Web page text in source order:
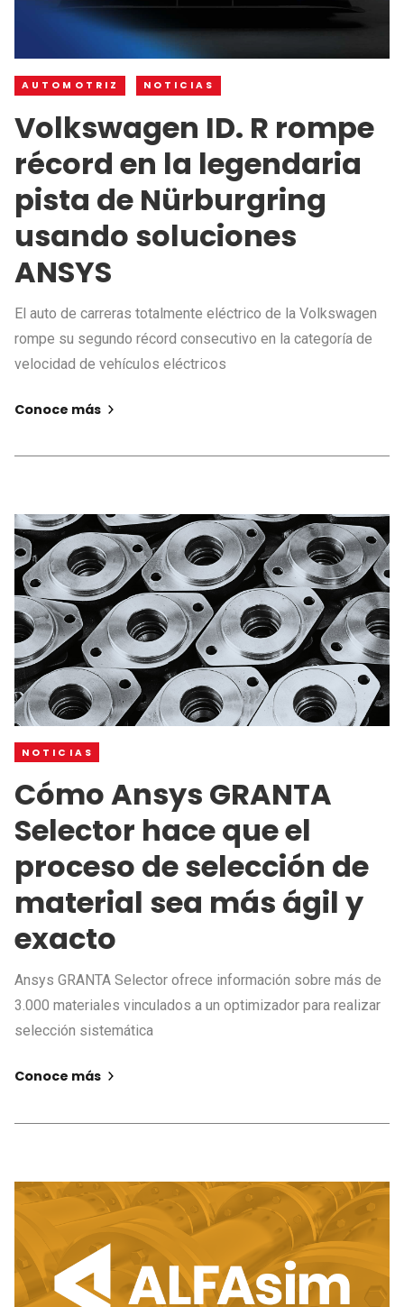
AUTOMOTRIZ NOTICIAS
Volkswagen ID. R rompe
récord en la legendaria
pista de Nürburgring
usando soluciones
ANSYS
El auto de carreras totalmente eléctrico de la Volkswagen
rompe su segundo récord consecutivo en la categoría de
velocidad de vehículos eléctricos
Conoce más
NOTICIAS
Cómo Ansys GRANTA
Selector hace que el
proceso de selección de
material sea más ágil y
exacto
Ansys GRANTA Selector ofrece información sobre más de
3.000 materiales vinculados a un optimizador para realizar
selección sistemática
Conoce más